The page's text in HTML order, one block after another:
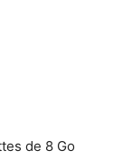
de 8 Go